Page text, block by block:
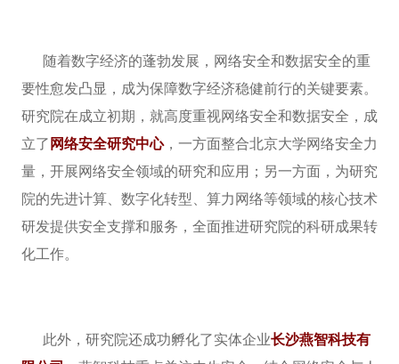
随着数字经济的蓬勃发展，网络安全和数据安全的重
要性愈发凸显，成为保障数字经济稳健前行的关键要素。
研究院在成立初期，就高度重视网络安全和数据安全，成
立了 网络安全研究中心，一方面整合北京大学网络安全力
量，开展网络安全领域的研究和应用；另一方面，为研究
院的先进计算、数字化转型、算力网络等领域的核心技术
研发提供安全支撑和服务，全面推进研究院的科研成果转
化工作。
此外，研究院还成功孵化了实体企业长沙燕智科技有